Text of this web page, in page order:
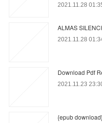
2021.11.28
ALMAS
2021.11.28
Download Pdf
2021.11.23
{epub